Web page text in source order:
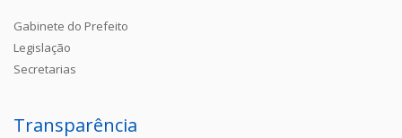
Gabinete do Prefeito
Legislação
Secretarias
Transparência